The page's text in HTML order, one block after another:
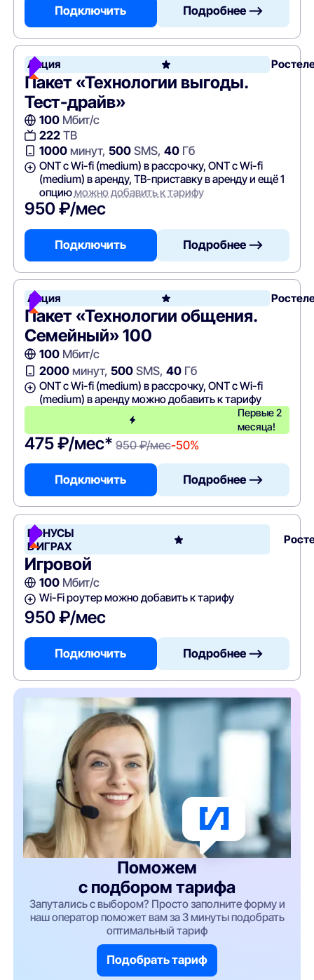
Подключить Подробнее —>
Акция
Пакет «Технологии выгоды.
Тест-драйв»
100Мбит/с
222ТВ
1000минут, 500SMS, 40Гб
ONT c Wi-fi (medium) в рассрочку, ONT c Wi-fi
(medium) в аренду, ТВ-приставку в аренду и ещё 1
опциюможно добавить к тарифу
950 ₽/мес
Подключить Подробнее —>
Акция
Пакет «Технологии общения.
Семейный» 100
100Мбит/с
2000минут, 500SMS, 40Гб
ONT c Wi-fi (medium) в рассрочку, ONT c Wi-fi
(medium) в аренду можно добавить к тарифу
Первые 2
месяца!
475 ₽/мес* 950 ₽/мес-50%
Подключить Подробнее —>
БОНУСЫ
В ИГРАХ
Игровой
100Мбит/с
Wi-Fi роутер можно добавить к тарифу
950 ₽/мес
Подключить Подробнее —>
Поможем
с подбором тарифа
Запутались с выбором? Просто заполните форму и
наш оператор поможет вам за 3 минуты подобрать
оптимальный тариф
Подобрать тариф